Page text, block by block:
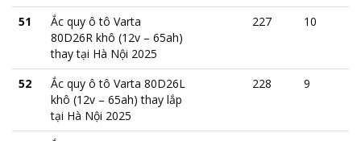
51
Ắc quy ô tô Varta
80D26R khô (12v – 65ah)
thay tại Hà Nội 2025
227 10
52
Ắc quy ô tô Varta 80D26L
khô (12v – 65ah) thay lắp
tại Hà Nội 2025
228 9